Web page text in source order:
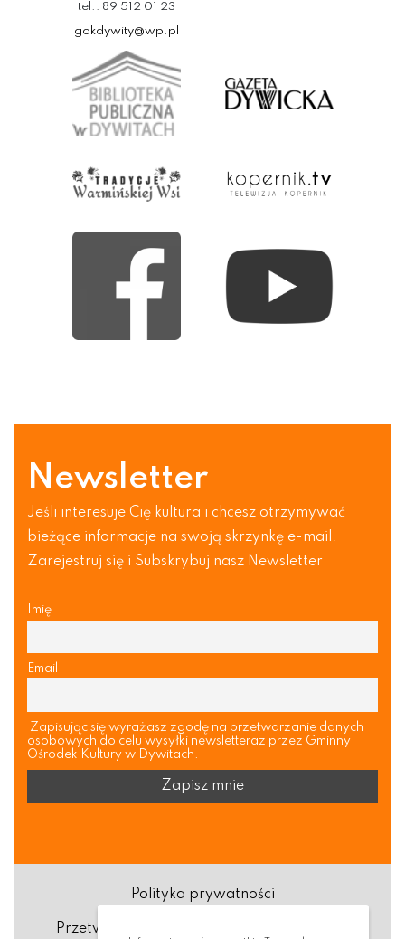
tel.: 89 512 01 23
gokdywity@wp.pl
Newsletter
Jeśli interesuje Cię kultura i chcesz otrzymywać
bieżące informacje na swoją skrzynkę e-mail.
Zarejestruj się i Subskrybuj nasz Newsletter
Imię
Email
Zapisując się wyrażasz zgodę na przetwarzanie danych
osobowych do celu wysyłki newsletteraz przez Gminny
Ośrodek Kultury w Dywitach.
Polityka prywatności
Przetwarzanie danych osobowych (RODO)